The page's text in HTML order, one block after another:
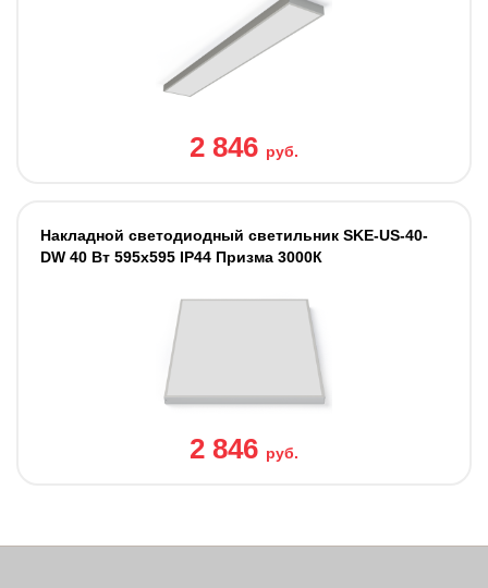
2 846 руб.
Накладной светодиодный светильник SKE-US-40-
DW 40 Вт 595х595 IP44 Призма 3000К
2 846 руб.